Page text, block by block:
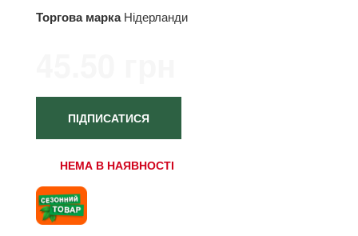
Торгова марка Нідерланди
ПІДПИСАТИСЯ
НЕМА В НАЯВНОСТІ